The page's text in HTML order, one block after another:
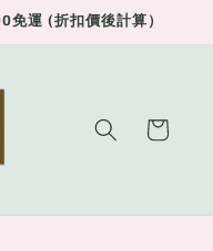
免運 (折扣價後計算）
Cart